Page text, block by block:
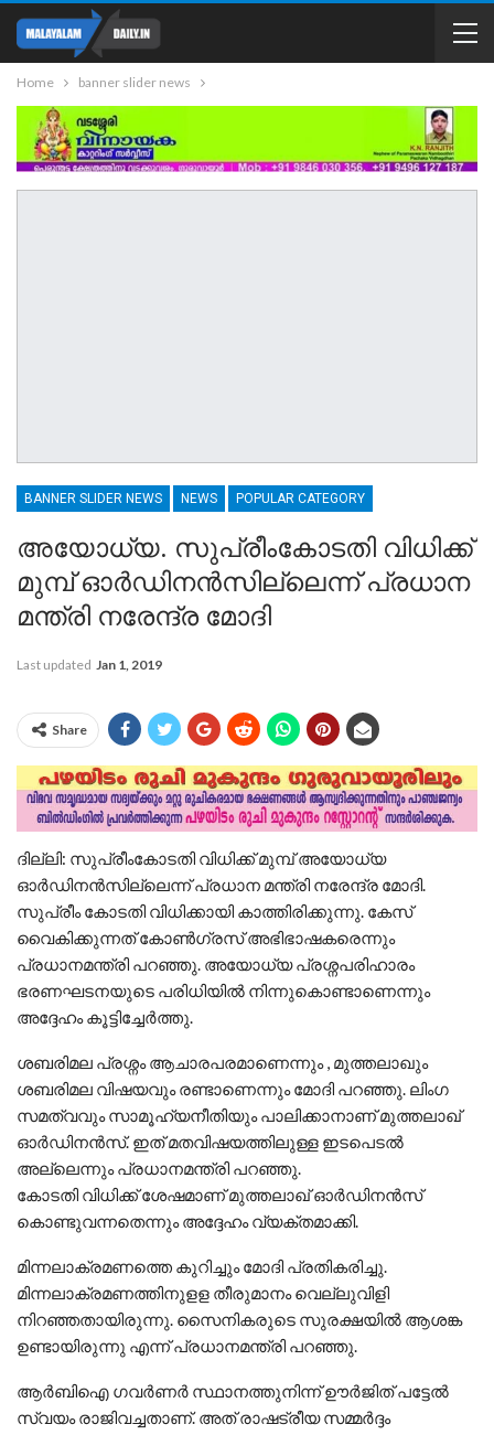
Home banner slider news
BANNER SLIDER NEWS NEWS POPULAR CATEGORY
അയോധ്യ. സുപ്രീംകോടതി വിധിക്ക്
മുമ്പ് ഓര്‍ഡിനന്‍സില്ലെന്ന് പ്രധാന
മന്ത്രി നരേന്ദ്ര മോദി
Last updated Jan 1, 2019
Share
ദില്ലി: സുപ്രീംകോടതി വിധിക്ക് മുമ്പ് അയോധ്യ
ഓര്‍ഡിനന്‍സില്ലെന്ന് പ്രധാന മന്ത്രി നരേന്ദ്ര മോദി.
സുപ്രീം കോടതി വിധിക്കായി കാത്തിരിക്കുന്നു. കേസ്
വൈകിക്കുന്നത് കോണ്‍ഗ്രസ് അഭിഭാഷകരെന്നും
പ്രധാനമന്ത്രി പറഞ്ഞു. അയോധ്യ പ്രശ്നപരിഹാരം
ഭരണഘടനയുടെ പരിധിയില്‍ നിന്നുകൊണ്ടാണെന്നും
അദ്ദേഹം കൂട്ടിച്ചേര്‍ത്തു.
ശബരിമല പ്രശ്നം ആചാരപരമാണെന്നും , മുത്തലാഖും
ശബരിമല വിഷയവും രണ്ടാണെന്നും മോദി പറഞ്ഞു. ലിംഗ
സമത്വവും സാമൂഹ്യനീതിയും പാലിക്കാനാണ് മുത്തലാഖ്
ഓര്‍ഡിനന്‍സ്. ഇത് മതവിഷയത്തിലുള്ള ഇടപെടല്‍
അല്ലെന്നും പ്രധാനമന്ത്രി പറഞ്ഞു.
കോടതി വിധിക്ക് ശേഷമാണ് മുത്തലാഖ് ഓര്‍ഡിനന്‍സ്
കൊണ്ടുവന്നതെന്നും അദ്ദേഹം വ്യക്തമാക്കി.
മിന്നലാക്രമണത്തെ കുറിച്ചും മോദി പ്രതികരിച്ചു.
മിന്നലാക്രമണത്തിനുളള തീരുമാനം വെല്ലുവിളി
നിറഞ്ഞതായിരുന്നു. സൈനികരുടെ സുരക്ഷയില്‍ ആശങ്ക
ഉണ്ടായിരുന്നു എന്ന് പ്രധാനമന്ത്രി പറഞ്ഞു.
ആര്‍ബിഐ ഗവര്‍ണര്‍ സ്ഥാനത്തുനിന്ന് ഊർജിത് പട്ടേല്‍
സ്വയം രാജിവച്ചതാണ്. അത് രാഷട്രീയ സമ്മർദ്ദം